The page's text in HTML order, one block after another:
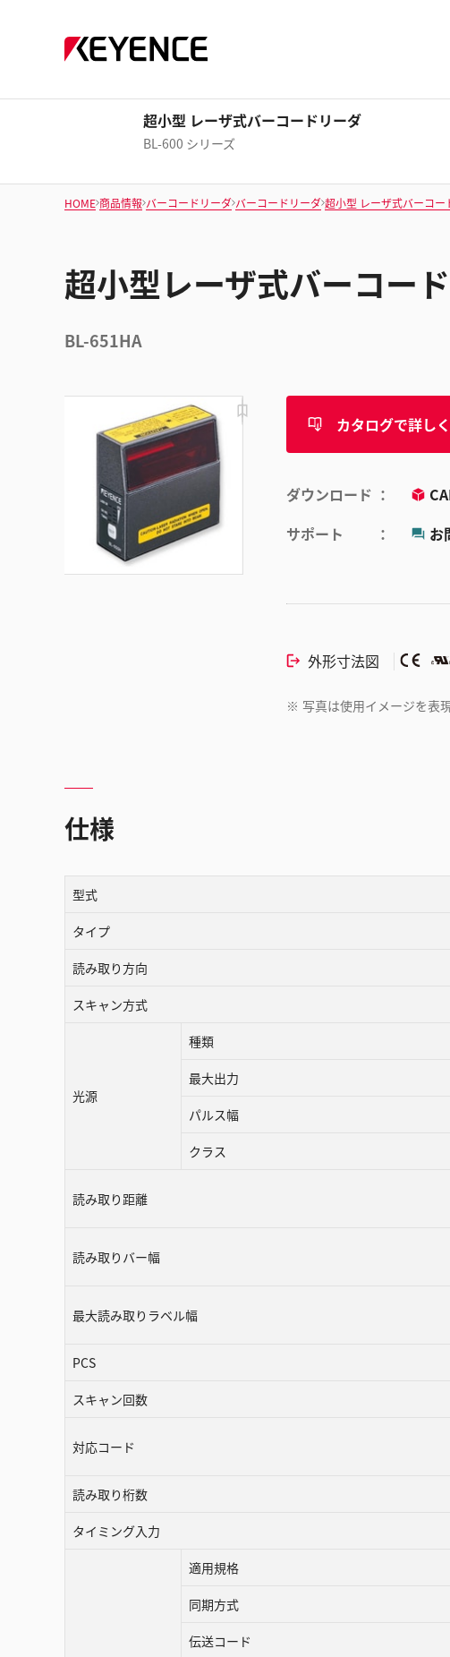
超小型 レーザ式バーコードリーダ
BL-600 シリーズ
HOME 商品情報 バーコードリーダ バーコードリーダ 超小型 レーザ式バーコー
超小型レーザ式バーコー
BL-651HA
カタログで詳し
ダウンロード
サポート
お
外形寸法図
※ 写真は使用イメージを表
仕様
型式
タイプ
読み取り方向
スキャン方式
光源
種類
最大出力
パルス幅
クラス
読み取り距離
読み取りバー幅
最大読み取りラベル幅
PCS
スキャン回数
対応コード
読み取り桁数
タイミング入力
適用規格
同期方式
伝送コード